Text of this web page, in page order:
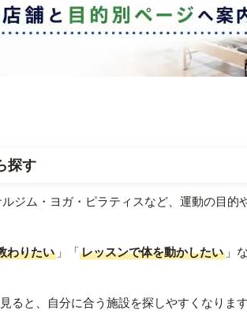
探す
ジム・ヨガ・ピラティスなど、運動の目的
わりたい 」「レッスンで体を動かしたい 」
ると、自分に合う施設を探しやすくなります